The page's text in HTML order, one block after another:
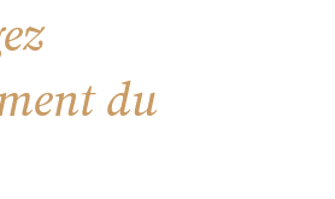
du